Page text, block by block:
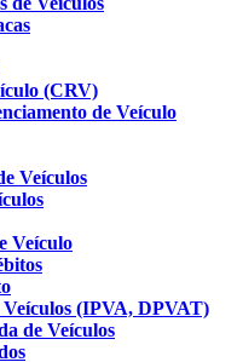
(CRV)
de Veículo
Veículos
Veículo
Veículos (IPVA, DPVAT)
de Veículos